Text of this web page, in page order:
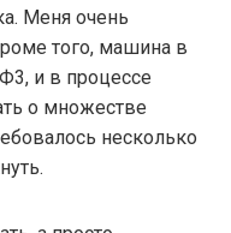
Меня очень
того, машина в
и в процессе
о множестве
несколько